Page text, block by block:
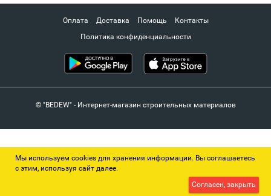
Оплата Доставка Помощь
Контакты
Политика конфиденциальности
© "BEDEW" - Интернет-магазин строительных материалов
Мы используем cookies для хранения информации. Вы соглашаетесь
с этим, используя сайт далее.
Согласен, закрыть